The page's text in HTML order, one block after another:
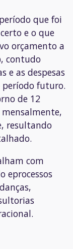
que foi
e o que
orçamento a
contudo
e as despesas
período futuro.
de 12
mensalmente,
resultando
com
eprocessos